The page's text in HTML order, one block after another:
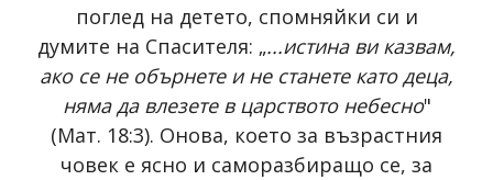
поглед на детето, спомняйки си и
думите на Спасителя: „...истина ви казвам,
ако се не обърнете и не станете като деца,
няма да влезете в царството небесно"
(Мат. 18:3). Онова, което за възрастния
човек е ясно и саморазбиращо се, за